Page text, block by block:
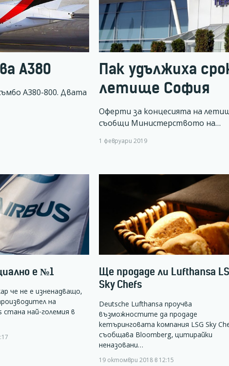
А380
А380-800. Двата
Пак удължиха
летище София
Оферти за концесията на
съобщи Министерството на…
1 февруари 2019
е №1
че не е изненадващо,
на
стана най-големия в
Ще продаде ли Lufthansa
Sky Chefs
Deutsche Lufthansa проучва
възможностите да продаде
кетъринговата компания LSG Sky
съобщава Bloomberg, цитирайки
неназовани…
19 октомври 2018 в 12:15